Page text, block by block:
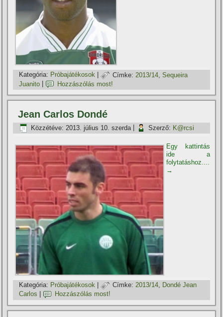
Kategória: Próbajátékosok | Címke: 2013/14 ,Sequeira
Juanito
Hozzászólás most!
Jean Carlos Dondé
Közzétéve: 2013. július 10. szerda Szerző: K@rcsi
Egy kattintás
ide a
folytatáshoz....
→
Kategória: Próbajátékosok Címke: 2013/14
Dondé Jean
Carlos
Hozzászólás most!